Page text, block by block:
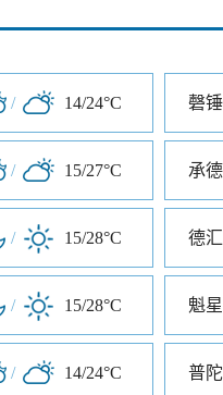
/ 14/24°C 磬
/ 15/27°C 承
/ 15/28°C 德
/ 15/28°C 魁
/ 14/24°C 普